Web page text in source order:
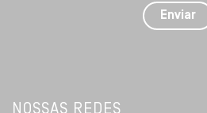
Enviar
NOSSAS REDES